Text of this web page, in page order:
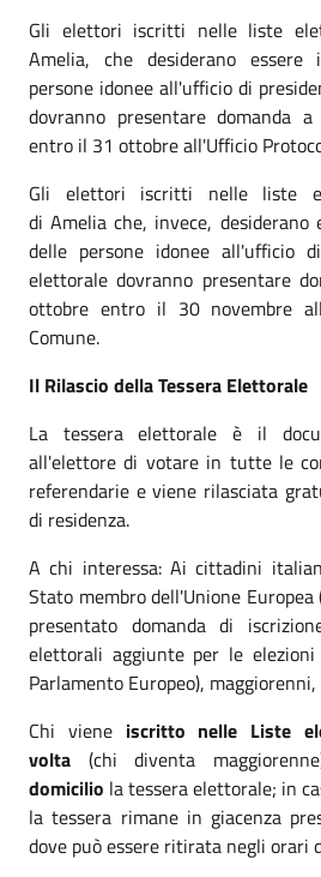
Gli elettori iscritti nelle liste
Amelia, che desiderano
persone idonee all'ufficio di
dovranno presentare domanda
entro il 31 ottobre all'Ufficio
Gli elettori iscritti nelle liste
di Amelia che, invece,
delle persone idonee all'ufficio
elettorale dovranno presentare
ottobre entro il 30 novembre
Comune.
Il Rilascio della Tessera Elettorale
La tessera elettorale è il
all'elettore di votare in tutte le
referendarie e viene rilasciata
di residenza.
A chi interessa: Ai cittadini
Stato membro dell'Unione
presentato domanda di
elettorali aggiunte per le
Parlamento Europeo),
Chi viene iscritto nelle Liste
volta (chi diventa
domicilio la tessera elettorale; in
la tessera rimane in giacenza
dove può essere ritirata negli orari